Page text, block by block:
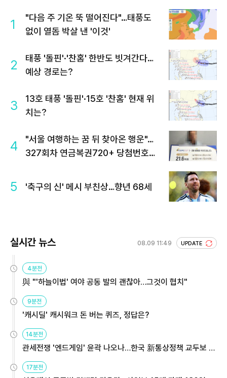
1
"다음 주 기온 뚝 떨어진다"…태풍도
없이 열돔 박살 낸 '이것'
2
태풍 '돌핀'·'찬홈' 한반도 빗겨간다…
예상 경로는?
3
13호 태풍 '돌핀'·15호 '찬홈' 현재 위
치는?
4
"서울 여행하는 꿈 뒤 찾아온 행운"…
327회차 연금복권720+ 당첨번호조
5 '축구의 신' 메시 부친상…향년 68세
실시간 뉴스 08.09 11:49 UPDATE
4분전
與 "'하늘이법' 여야 공동 발의 괜찮아…그것이 협치"
9분전
'캐시딜' 캐시워크 돈 버는 퀴즈, 정답은?
14분전
관세전쟁 '엔드게임' 윤곽 나오나…한국 新통상정책 교두보 활
용해야
17분전